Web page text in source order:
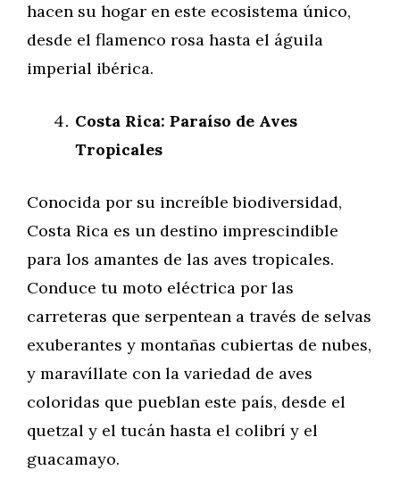
hacen su hogar en este ecosistema único,
desde el flamenco rosa hasta el águila
imperial ibérica.
Costa Rica: Paraíso de Aves
Tropicales
Conocida por su increíble biodiversidad,
Costa Rica es un destino imprescindible
para los amantes de las aves tropicales.
Conduce tu moto eléctrica por las
carreteras que serpentean a través de selvas
exuberantes y montañas cubiertas de nubes,
y maravíllate con la variedad de aves
coloridas que pueblan este país, desde el
quetzal y el tucán hasta el colibrí y el
guacamayo.